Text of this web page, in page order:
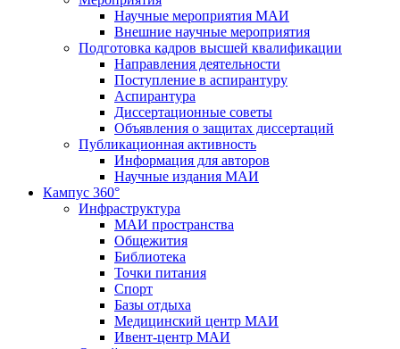
Научные мероприятия МАИ
Внешние научные мероприятия
Подготовка кадров высшей квалификации
Направления деятельности
Поступление в аспирантуру
Аспирантура
Диссертационные советы
Объявления о защитах диссертаций
Публикационная активность
Информация для авторов
Научные издания МАИ
Кампус 360°
Инфраструктура
МАИ пространства
Общежития
Библиотека
Точки питания
Спорт
Базы отдыха
Медицинский центр МАИ
Ивент-центр МАИ